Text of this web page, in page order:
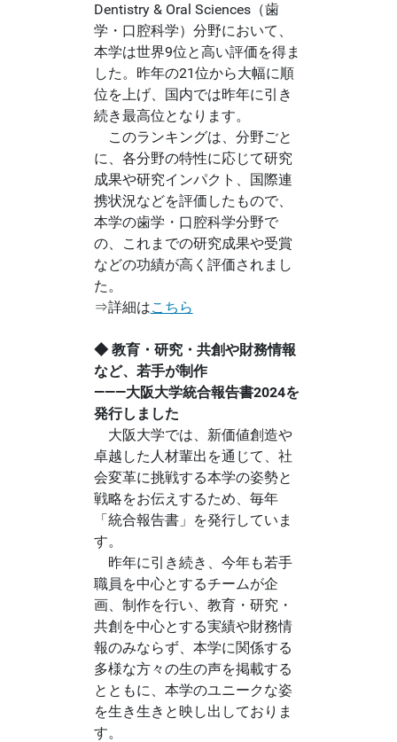
Dentistry & Oral Sciences（歯
学・口腔科学）分野において、
本学は世界9位と高い評価を得ま
した。昨年の21位から大幅に順
位を上げ、国内では昨年に引き
続き最高位となります。
このランキングは、分野ごと
に、各分野の特性に応じて研究
成果や研究インパクト、国際連
携状況などを評価したもので、
本学の歯学・口腔科学分野で
の、これまでの研究成果や受賞
などの功績が高く評価されまし
た。
⇒詳細はこちら
◆ 教育・研究・共創や財務情報
など、若手が制作
―――大阪大学統合報告書2024を
発行しました
大阪大学では、新価値創造や
卓越した人材輩出を通じて、社
会変革に挑戦する本学の姿勢と
戦略をお伝えするため、毎年
「統合報告書」を発行していま
す。
昨年に引き続き、今年も若手
職員を中心とするチームが企
画、制作を行い、教育・研究・
共創を中心とする実績や財務情
報のみならず、本学に関係する
多様な方々の生の声を掲載する
とともに、本学のユニークな姿
を生き生きと映し出しておりま
す。